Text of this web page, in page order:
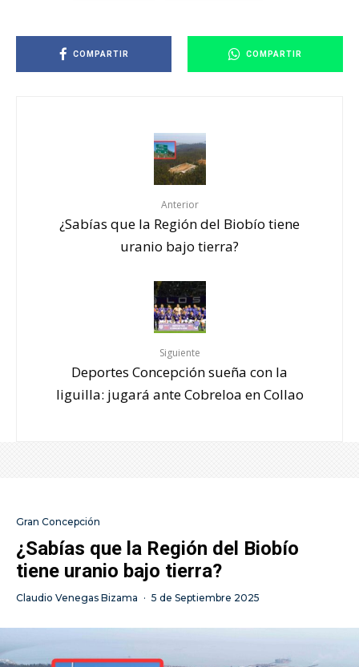
COMPARTIR COMPARTIR
Anterior
¿Sabías que la Región del Biobío tiene
uranio bajo tierra?
Siguiente
Deportes Concepción sueña con la
liguilla: jugará ante Cobreloa en Collao
Gran Concepción
¿Sabías que la Región del Biobío
tiene uranio bajo tierra?
Claudio Venegas Bizama · 5 de Septiembre 2025